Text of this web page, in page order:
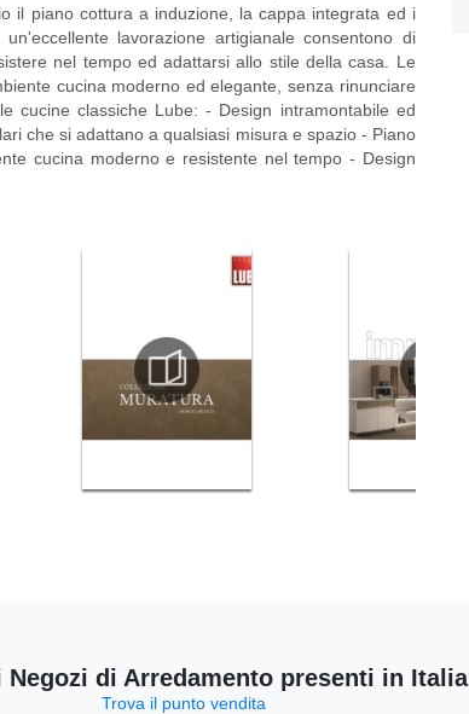
il piano cottura a induzione, la cappa integrata ed i
lavorazione artigianale consentono di
nel tempo ed adattarsi allo stile della casa. Le
cucina moderno ed elegante, senza rinunciare
cucine classiche Lube: - Design intramontabile ed
che si adattano a qualsiasi misura e spazio - Piano
cucina moderno e resistente nel tempo - Design
di Arredamento presenti in Italia
Trova il punto vendita